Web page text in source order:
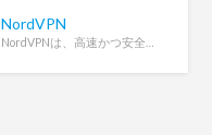
NordVPN